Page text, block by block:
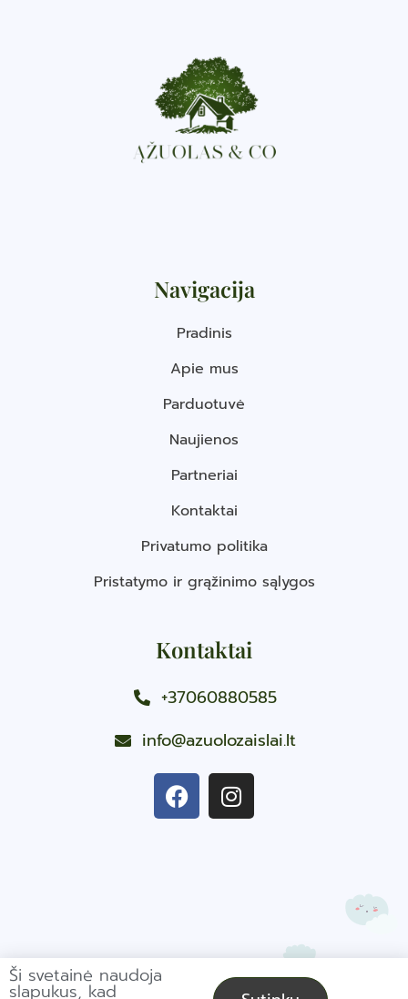
Navigacija
Pradinis
Apie mus
Parduotuvė
Naujienos
Partneriai
Kontaktai
Privatumo politika
Pristatymo ir grąžinimo sąlygos
Kontaktai
+37060880585
info@azuolozaislai.lt
Ši svetainė naudoja
slapukus, kad